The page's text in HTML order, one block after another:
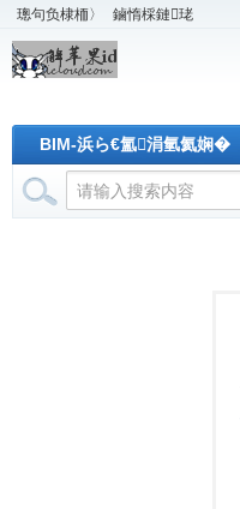
璁句负棣栭〉 鏀惰棌鏈珯
BIM-浜ら€氳涓氫氦娴�